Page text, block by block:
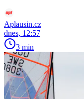
Aplausin.cz
dnes, 12:57
3 min